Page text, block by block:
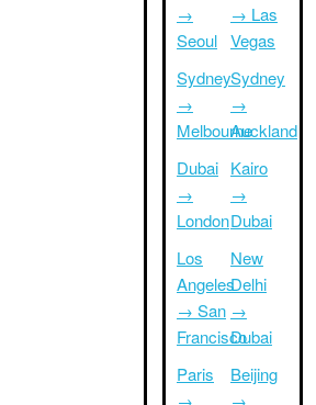
→
Seoul
Sydney
→
Melbourne
Dubai
→
London
Los
Angeles
→ San
Francisco
Paris
→
→ Las
Vegas
Sydney
→
Auckland
Kairo
→
Dubai
New
Delhi
→
Dubai
Beijing
→